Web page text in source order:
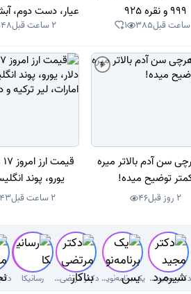
999 و نقره 925
385
1
عیار، دست دوم،
24 عیار
2 ساعت قبل
سن آدم بالاتر میره
توضیح میده!
2 روز قبل 46
یورو، پوند
امارات، لیر ترکیه
2 ساعت قبل
دکتر‌ مجید شیرمردی‌ یک برنامه‌نویس دکتر مرتضی بناکار رسانیکا